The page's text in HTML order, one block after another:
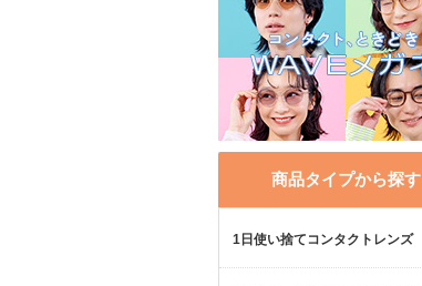
商品タイプから探す
1日使い捨てコンタクトレンズ